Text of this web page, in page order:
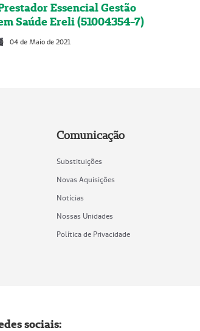
Essencial Gestão
Saúde Ereli (51004354-7)
04 de Maio de 2021
Comunicação
Substituições
Novas Aquisições
Notícias
Nossas Unidades
Política de Privacidade
sociais: